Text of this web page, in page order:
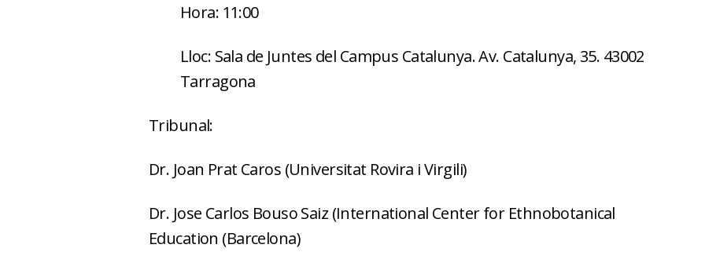
Hora: 11:00
Lloc: Sala de Juntes del Campus Catalunya. Av. Catalunya, 35. 43002
Tarragona
Tribunal:
Dr. Joan Prat Caros (Universitat Rovira i Virgili)
Dr. Jose Carlos Bouso Saiz (International Center for Ethnobotanical
Education (Barcelona)